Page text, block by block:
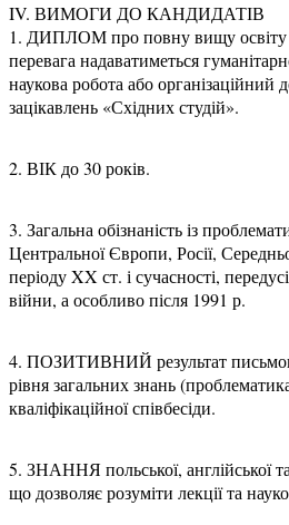
IV. ВИМОГИ ДО КАНДИДАТІВ
1. ДИПЛОМ про повну вищу освіту
перевага надаватиметься
наукова робота або організаційний
зацікавлень «Східних студій».
2. ВІК до 30 років.
3. Загальна обізнаність із
Центральної Європи, Росії,
періоду XX ст. і сучасності,
війни, а особливо після 1991 р.
4. ПОЗИТИВНИЙ результат
рівня загальних знань
кваліфікаційної співбесіди.
5. ЗНАННЯ польської, англійської
що дозволяє розуміти лекції та